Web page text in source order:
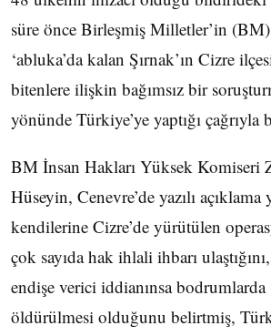
süre önce Birleşmiş Milletler’in
‘abluka’da kalan Şırnak’ın Cizre
bitenlere ilişkin bağımsız bir
yönünde Türkiye’ye yaptığı çağrıyla
BM İnsan Hakları Yüksek Komiseri
Hüseyin, Cenevre’de yazılı açıklama
kendilerine Cizre’de yürütülen
çok sayıda hak ihlali ihbarı
endişe verici iddianınsa
öldürülmesi olduğunu belirtmiş,